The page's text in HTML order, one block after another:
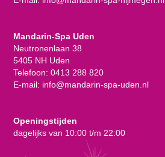
Mandarin-Spa Uden
Neutronenlaan 38
5405 NH Uden
Telefoon: 0413 288 820
E-mail: info@mandarin-spa-uden.nl
Openingstijden
dagelijks van 10:00 t/m 22:00